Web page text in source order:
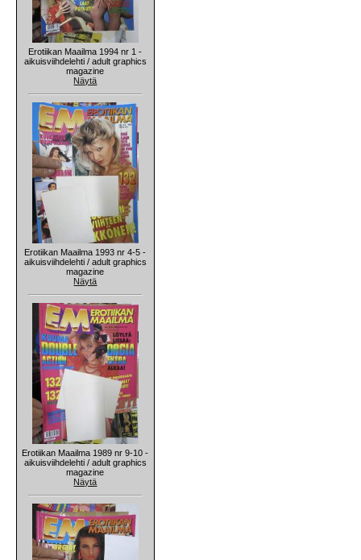
Erotiikan Maailma 1994 nr 1 -
aikuisviihdelehti / adult graphics
magazine
Näytä
Erotiikan Maailma 1993 nr 4-5 -
aikuisviihdelehti / adult graphics
magazine
Näytä
Erotiikan Maailma 1989 nr 9-10 -
aikuisviihdelehti / adult graphics
magazine
Näytä